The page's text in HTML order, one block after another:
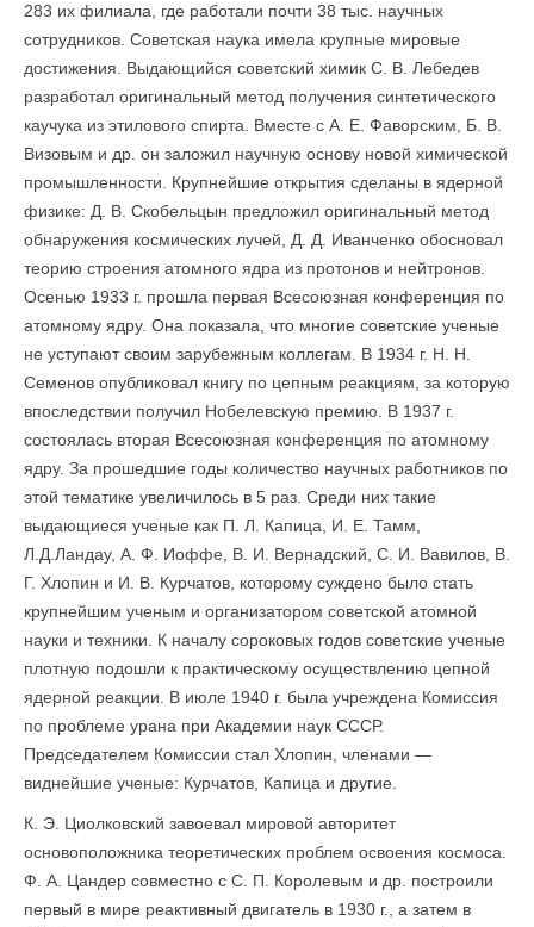
283 их филиала, где работали почти 38 тыс. научных
сотрудников. Советская наука имела крупные мировые
достижения. Выдающийся советский химик С. В. Лебедев
разработал оригинальный метод получения синтетического
каучука из этилового спирта. Вместе с А. Е. Фаворским, Б. В.
Визовым и др. он заложил научную основу новой химической
промышленности. Крупнейшие открытия сделаны в ядерной
физике: Д. В. Скобельцын предложил оригинальный метод
обнаружения космических лучей, Д. Д. Иванченко обосновал
теорию строения атомного ядра из протонов и нейтронов.
Осенью 1933 г. прошла первая Всесоюзная конференция по
атомному ядру. Она показала, что многие советские ученые
не уступают своим зарубежным коллегам. В 1934 г. Н. Н.
Семенов опубликовал книгу по цепным реакциям, за которую
впоследствии получил Нобелевскую премию. В 1937 г.
состоялась вторая Всесоюзная конференция по атомному
ядру. За прошедшие годы количество научных работников по
этой тематике увеличилось в 5 раз. Среди них такие
выдающиеся ученые как П. Л. Капица, И. Е. Тамм,
Л.Д.Ландау, А. Ф. Иоффе, В. И. Вернадский, С. И. Вавилов, В.
Г. Хлопин и И. В. Курчатов, которому суждено было стать
крупнейшим ученым и организатором советской атомной
науки и техники. К началу сороковых годов советские ученые
плотную подошли к практическому осуществлению цепной
ядерной реакции. В июле 1940 г. была учреждена Комиссия
по проблеме урана при Академии наук СССР.
Председателем Комиссии стал Хлопин, членами —
виднейшие ученые: Курчатов, Капица и другие.
К. Э. Циолковский завоевал мировой авторитет
основоположника теоретических проблем освоения космоса.
Ф. А. Цандер совместно с С. П. Королевым и др. построили
первый в мире реактивный двигатель в 1930 г., а затем в